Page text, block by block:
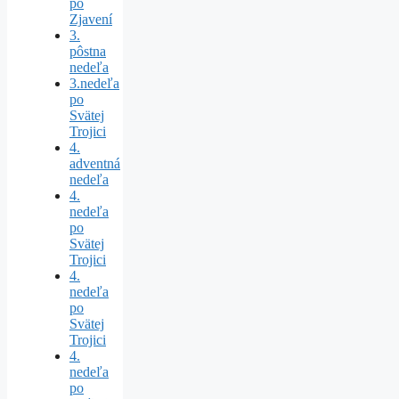
Zjavení
3.
pôstna
nedeľa
3.nedeľa
po
Svätej
Trojici
4.
adventná
nedeľa
4.
nedeľa
po
Svätej
Trojici
4.
nedeľa
po
Svätej
Trojici
4.
nedeľa
po